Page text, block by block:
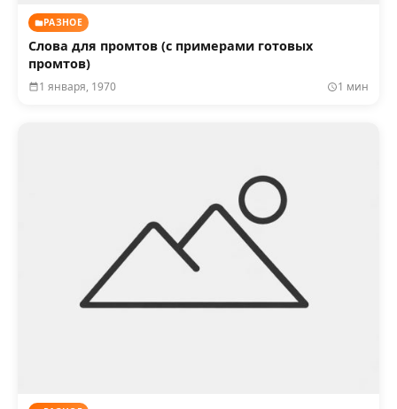
РАЗНОЕ
Слова для промтов (с примерами готовых
промтов)
1 января, 1970 1 мин